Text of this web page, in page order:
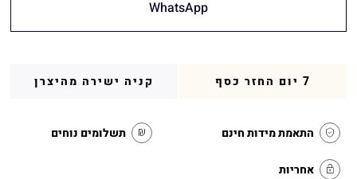
WhatsApp
7 יום החזר כסף קניה ישירה מהיצרן
התאמת מידות חינם תשלומים נוחים
אחריות